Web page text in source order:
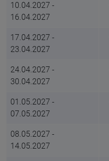
10.04.2027 -
16.04.2027
17.04.2027 -
23.04.2027
24.04.2027 -
30.04.2027
01.05.2027 -
07.05.2027
08.05.2027 -
14.05.2027